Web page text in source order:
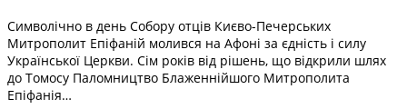
Символічно в день Собору отців Києво-Печерських
Митрополит Епіфаній молився на Афоні за єдність і силу
Української Церкви. Сім років від рішень, що відкрили шлях
до Томосу Паломництво Блаженнійшого Митрополита
Епіфанія…